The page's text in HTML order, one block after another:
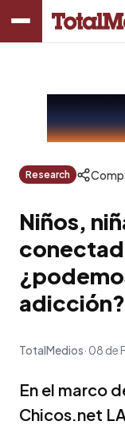
Research
Niños,
adicción?
TotalMedios 08 de
En el marco
Chicos.net